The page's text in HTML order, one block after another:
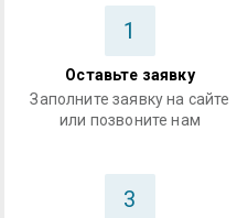
1
Оставьте заявку
Заполните заявку на сайте
или позвоните нам
3